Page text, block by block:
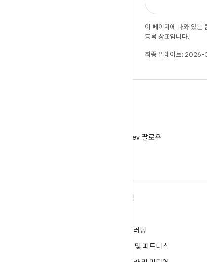
이 페이지에 나와 있는
등록 상표입니다.
최종 업데이트:
X에서 @AndroidDev 팔로우
탐색
머신러닝
건강 및 피트니스